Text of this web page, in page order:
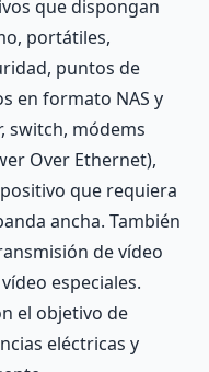
que dispongan
portátiles,
puntos de
en formato NAS y
switch, módems
Over Ethernet),
que requiera
ancha. También
de vídeo
especiales.
el objetivo de
eléctricas y